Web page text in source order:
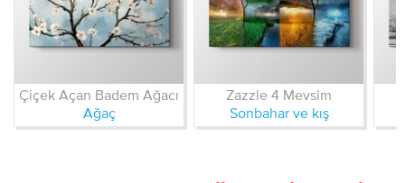
Çiçek Açan Badem Ağacı
Ağaç
Zazzle 4 Mevsim
Sonbahar ve kış